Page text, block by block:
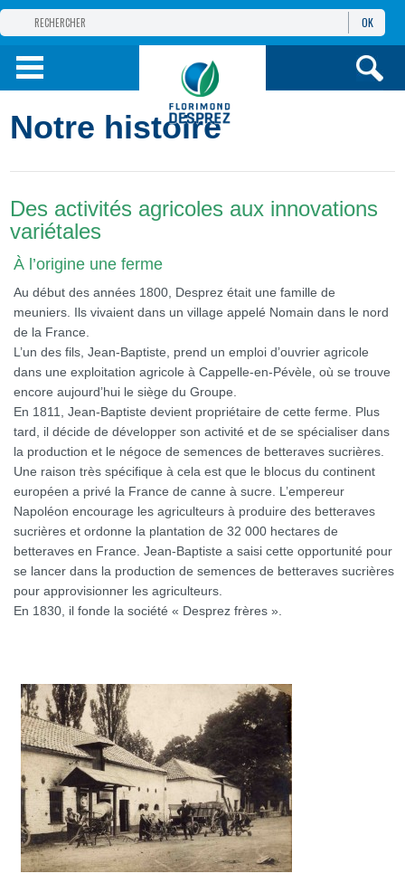
GROUPE
PRODUITS
OK
Notre histoire
Des activités agricoles aux innovations
variétales
À l’origine une ferme
Au début des années 1800, Desprez était une famille de
meuniers. Ils vivaient dans un village appelé Nomain dans le nord
de la France.
L’un des fils, Jean-Baptiste, prend un emploi d’ouvrier agricole
dans une exploitation agricole à Cappelle-en-Pévèle, où se trouve
encore aujourd’hui le siège du Groupe.
En 1811, Jean-Baptiste devient propriétaire de cette ferme. Plus
tard, il décide de développer son activité et de se spécialiser dans
la production et le négoce de semences de betteraves sucrières.
Une raison très spécifique à cela est que le blocus du continent
européen a privé la France de canne à sucre. L’empereur
Napoléon encourage les agriculteurs à produire des betteraves
sucrières et ordonne la plantation de 32 000 hectares de
betteraves en France. Jean-Baptiste a saisi cette opportunité pour
se lancer dans la production de semences de betteraves sucrières
pour approvisionner les agriculteurs.
En 1830, il fonde la société « Desprez frères ».